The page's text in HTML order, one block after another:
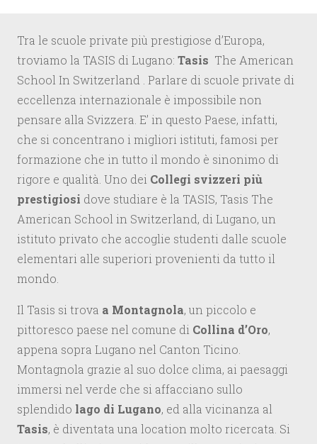
Tra le scuole private più prestigiose d’Europa,
troviamo la TASIS di Lugano: Tasis The American
School In Switzerland . Parlare di scuole private di
eccellenza internazionale è impossibile non
pensare alla Svizzera. E’ in questo Paese, infatti,
che si concentrano i migliori istituti, famosi per
formazione che in tutto il mondo è sinonimo di
rigore e qualità. Uno dei Collegi svizzeri più
prestigiosi dove studiare è la TASIS, Tasis The
American School in Switzerland, di Lugano, un
istituto privato che accoglie studenti dalle scuole
elementari alle superiori provenienti da tutto il
mondo.
Il Tasis si trova a Montagnola, un piccolo e
pittoresco paese nel comune di Collina d’Oro,
appena sopra Lugano nel Canton Ticino.
Montagnola grazie al suo dolce clima, ai paesaggi
immersi nel verde che si affacciano sullo
splendido lago di Lugano, ed alla vicinanza al
Tasis, è diventata una location molto ricercata. Si